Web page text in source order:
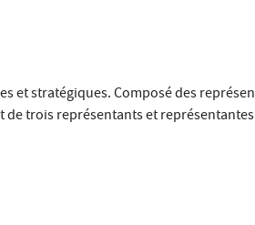
et stratégiques. Composé des
trois représentants et